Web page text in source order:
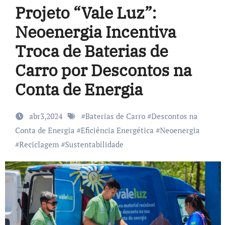
Projeto “Vale Luz”:
Neoenergia Incentiva
Troca de Baterias de
Carro por Descontos na
Conta de Energia
abr3,2024 #Baterias de Carro#Descontos na
Conta de Energia #Eficiência Energética #Neoenergia
#Reciclagem #Sustentabilidade